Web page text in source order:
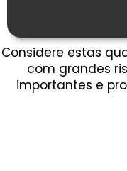
Considere estas
com grandes
importantes e